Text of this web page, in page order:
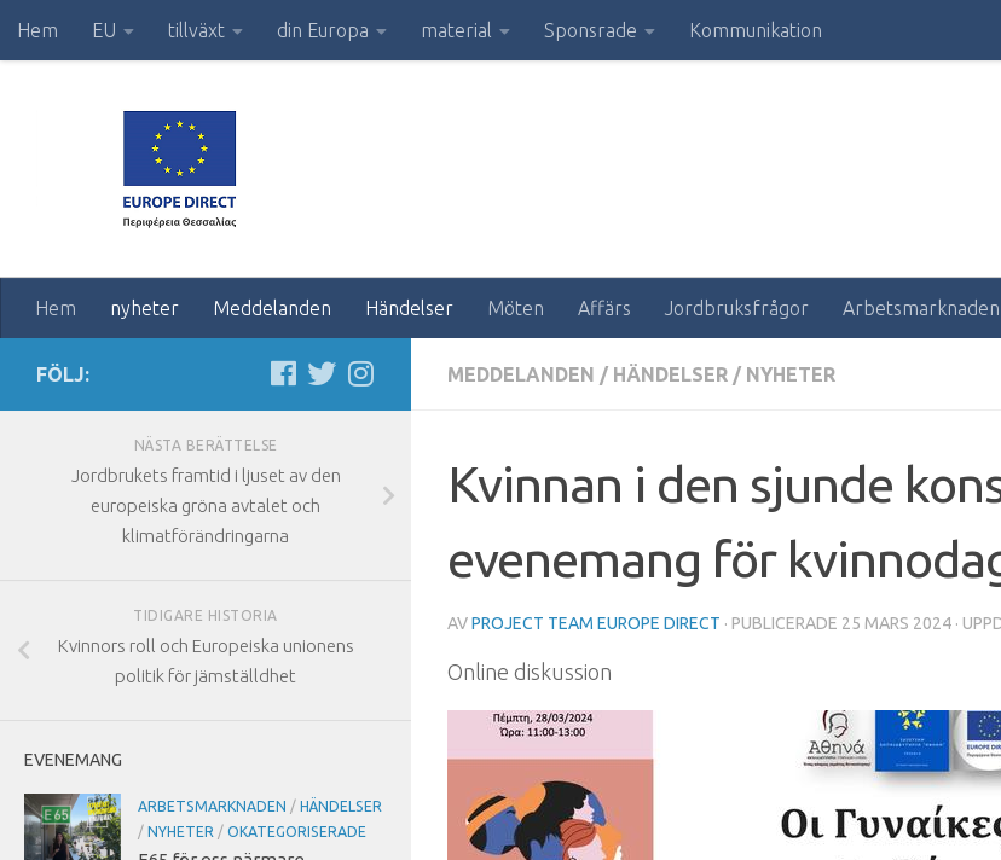
Hem EU tillväxt din Europa material Sponsrade Kommunikation
Hem nyheter Meddelanden Händelser Möten Affärs Jordbruksfrågor Arbetsmarknaden
MEDDELANDEN / HÄNDELSER / NYHETER
Kvinnan i den sjunde
evenemang för
AVPROJECT TEAM EUROPE DIRECT · PUBLICERADE 25 MARS 2024 ·
Online diskussion
FÖLJ:
NÄSTA BERÄTTELSE
Jordbrukets framtid i ljuset av den
europeiska gröna avtalet och
klimatförändringarna
TIDIGARE HISTORIA
Kvinnors roll och Europeiska unionens
politik för jämställdhet
EVENEMANG
ARBETSMARKNADEN / HÄNDELSER
/ NYHETER / OKATEGORISERADE